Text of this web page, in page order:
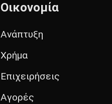
Οικονομία
Ανάπτυξη
Χρήμα
Επιχειρήσεις
Αγορές